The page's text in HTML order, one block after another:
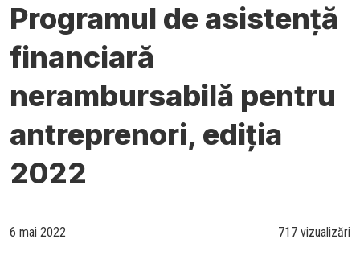
Programul de asistență
financiară
nerambursabilă pentru
antreprenori, ediția
2022
6 mai 2022 717 vizualizări